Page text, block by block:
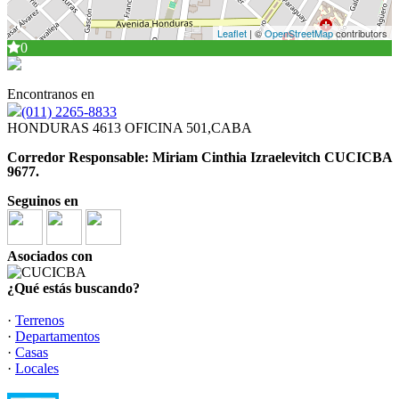
Leaflet | ©OpenStreetMapcontributors
0
Encontranos en
(011) 2265-8833
HONDURAS 4613 OFICINA 501,CABA
Corredor Responsable: Miriam Cinthia Izraelevitch CUCICBA
9677.
Seguinos en
Asociados con
¿Qué estás buscando?
· Terrenos
· Departamentos
· Casas
· Locales